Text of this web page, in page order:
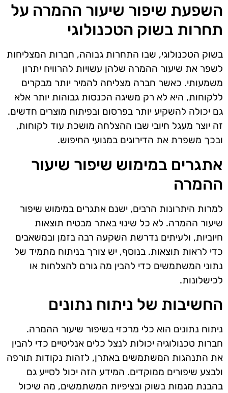
השפעת שיפור שיעור ההמרה על
תחרות בשוק הטכנולוגי
בשוק הטכנולוגי, שבו התחרות גבוהה, חברות המצליחות
לשפר את שיעור ההמרה שלהן עשויות להרוויח יתרון
משמעותי. כאשר חברה מצליחה להמיר יותר מבקרים
ללקוחות, היא לא רק משיגה הכנסות גבוהות יותר אלא
גם יכולה להשקיע יותר בפרסום ובפיתוח מוצרים חדשים.
זה יוצר מעגל חיובי שבו ההצלחה מושכת עוד לקוחות,
ובכך משפרת את הדירוגים במנועי החיפוש.
אתגרים במימוש שיפור שיעור
ההמרה
למרות היתרונות הרבים, ישנם אתגרים במימוש שיפור
שיעור ההמרה. לא כל שינוי באתר מבטיח תוצאות
חיוביות, ולעיתים נדרשת השקעה רבה בזמן ובמשאבים
כדי לראות תוצאות. בנוסף, יש צורך בניתוח מתמיד של
נתוני המשתמשים כדי להבין מה גורם להצלחות או
לכישלונות.
החשיבות של ניתוח נתונים
ניתוח נתונים הוא כלי מרכזי בשיפור שיעור ההמרה.
חברות טכנולוגיה יכולות לנצל כלים אנליטיים כדי להבין
את התנהגות המשתמשים באתרן, לזהות נקודות תורפה
ולבצע שיפורים ממוקדים. המידע הזה יכול לסייע גם
בהבנת מגמות בשוק ובציפיות המשתמשים, מה שיכול